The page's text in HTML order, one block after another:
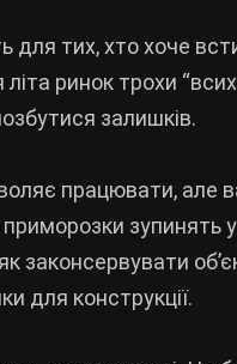
для тих, хто хоче
ринок трохи
залишків.
працювати, але
приморозки
законсервувати
для конструкції.